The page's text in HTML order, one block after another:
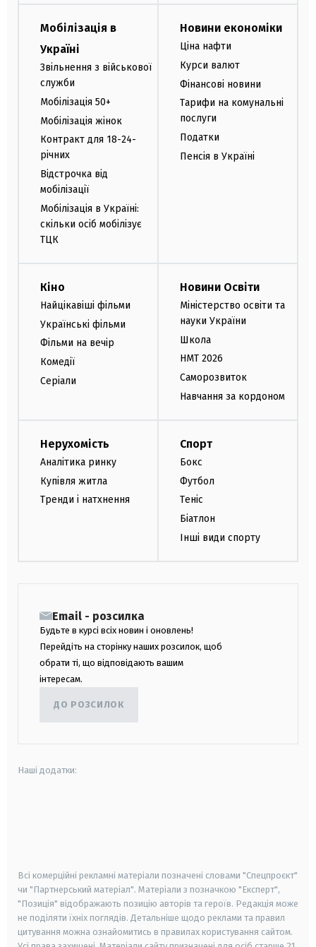
Мобілізація в
Україні
Звільнення з військової
служби
Мобілізація 50+
Мобілізація жінок
Контракт для 18-24-
річних
Відстрочка від
мобілізації
Мобілізація в Україні:
скільки осіб мобілізує
ТЦК
Новини економіки
Ціна нафти
Курси валют
Фінансові новини
Тарифи на комунальні
послуги
Податки
Пенсія в Україні
Кіно
Найцікавіші фільми
Українські фільми
Фільми на вечір
Комедії
Серіали
Новини Освіти
Міністерство освіти та
науки України
Школа
НМТ 2026
Саморозвиток
Навчання за кордоном
Нерухомість
Аналітика ринку
Купівля житла
Тренди і натхнення
Спорт
Бокс
Футбол
Теніс
Біатлон
Інші види спорту
Email - розсилка
Будьте в курсі всіх новин і оновлень!
Перейдіть на сторінку наших розсилок, щоб
обрати ті, що відповідають вашим
інтересам.
ДО РОЗСИЛОК
Наші додатки:
Всі комерційні рекламні матеріали позначені словами "Спецпроєкт"
чи "Партнерський матеріал". Матеріали з позначкою "Експерт",
"Позиція" відображають позицію авторів та героїв. Редакція може
не поділяти їхніх поглядів. Детальніше щодо реклами та правил
цитування можна ознайомитись в правилах користування сайтом.